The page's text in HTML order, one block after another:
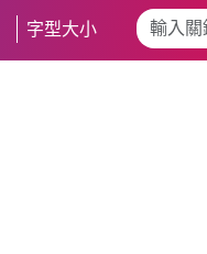
字型大小 搜尋字串